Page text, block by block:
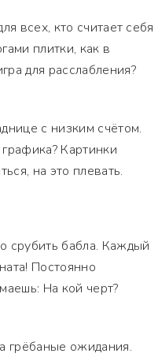
всех, кто считает себя
плитки, как в
для расслабления?
с низким счётом.
Картинки
на это плевать.
срубить бабла. Каждый
Постоянно
На кой черт?
грёбаные ожидания.